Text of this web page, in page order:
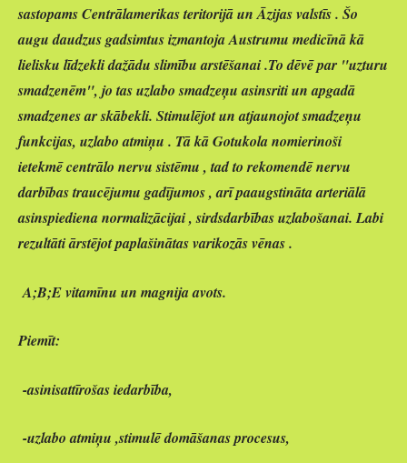
sastopams Centrālamerikas teritorijā un Āzijas valstīs . Šo
augu daudzus gadsimtus izmantoja Austrumu medicīnā kā
lielisku līdzekli dažādu slimību arstēšanai .To dēvē par "uzturu
smadzenēm", jo tas uzlabo smadzeņu asinsriti un apgadā
smadzenes ar skābekli. Stimulējot un atjaunojot smadzeņu
funkcijas, uzlabo atmiņu . Tā kā Gotukola nomierinoši
ietekmē centrālo nervu sistēmu , tad to rekomendē nervu
darbības traucējumu gadījumos , arī paaugstināta arteriālā
asinspiediena normalizācijai , sirdsdarbības uzlabošanai. Labi
rezultāti ārstējot paplašinātas varikozās vēnas .
A;B;E vitamīnu un magnija avots.
Piemīt:
-asinisattīrošas iedarbība,
-uzlabo atmiņu ,stimulē domāšanas procesus,